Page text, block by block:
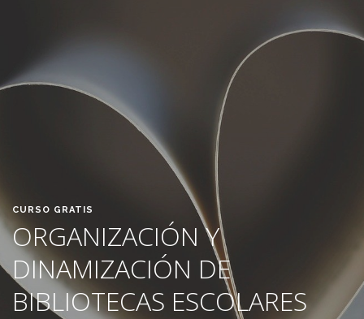
CAMPUS VIRTUAL FPE
CURSO GRATIS
ORGANIZACIÓN Y
DINAMIZACIÓN DE
BIBLIOTECAS ESCOLARES